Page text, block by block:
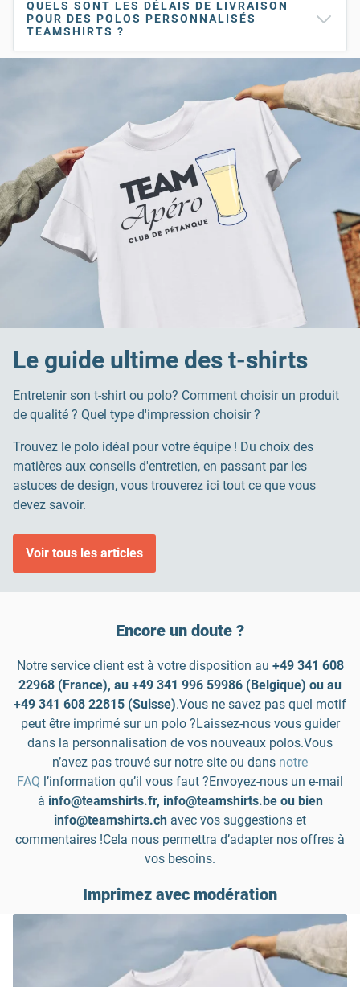
QUELS SONT LES DÉLAIS DE LIVRAISON
POUR DES POLOS PERSONNALISÉS
TEAMSHIRTS ?
Le guide ultime des t-shirts
Entretenir son t-shirt ou polo? Comment choisir un produit
de qualité ? Quel type d'impression choisir ?
Trouvez le polo idéal pour votre équipe ! Du choix des
matières aux conseils d'entretien, en passant par les
astuces de design, vous trouverez ici tout ce que vous
devez savoir.
Voir tous les articles
Encore un doute ?
Notre service client est à votre disposition au +49 341 608
22968 (France), au +49 341 996 59986 (Belgique) ou au
+49 341 608 22815 (Suisse).Vous ne savez pas quel motif
peut être imprimé sur un polo ?Laissez-nous vous guider
dans la personnalisation de vos nouveaux polos.Vous
n’avez pas trouvé sur notre site ou dans notre
FAQ l’information qu’il vous faut ?Envoyez-nous un e-mail
à info@teamshirts.fr, info@teamshirts.be ou bien
info@teamshirts.ch avec vos suggestions et
commentaires !Cela nous permettra d’adapter nos offres à
vos besoins.
Imprimez avec modération